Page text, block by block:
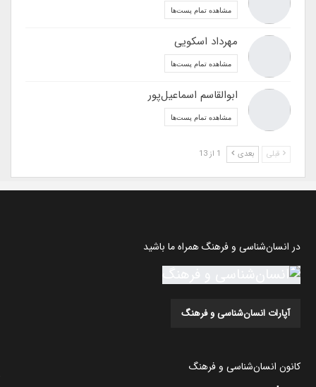
مشاهده تمام پست‌ها
مهرداد اسکویی
مشاهده تمام پست‌ها
ابوالقاسم اسماعیل‌پور
مشاهده تمام پست‌ها
قبلی بعدی
در انسان‌شناسی و فرهنگ همراه ما باشید
آپارات انسان‌شناسی و فرهنگ
کانون انسان‌شناسی و فرهنگ